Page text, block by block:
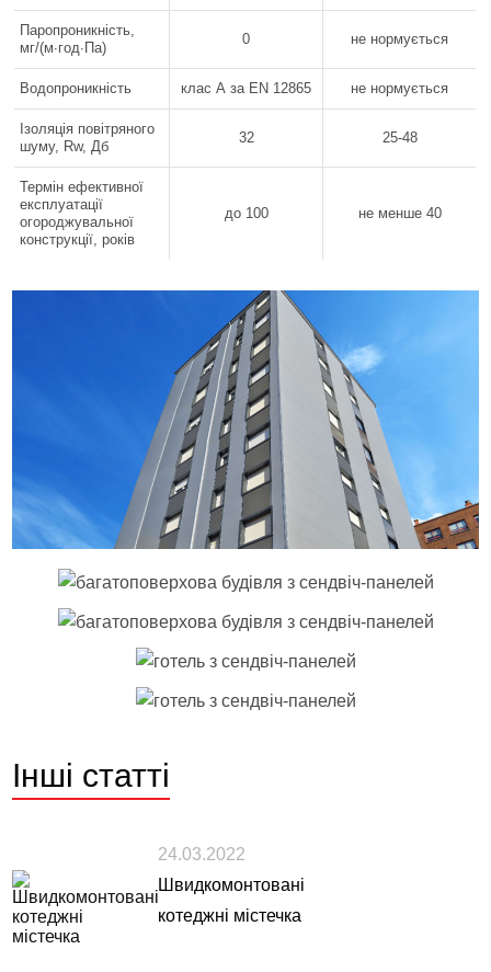
Паропроникність,
мг/(м∙год∙Па)
0 не нормується
Водопроникність клас А за EN 12865 не нормується
Ізоляція повітряного
шуму, Rw, Дб
32 25-48
Термін ефективної
експлуатації
огороджувальної
конструкції, років
до 100 не менше 40
Інші статті
24.03.2022
Швидкомонтовані
котеджні містечка